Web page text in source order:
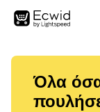
Όλα όσα